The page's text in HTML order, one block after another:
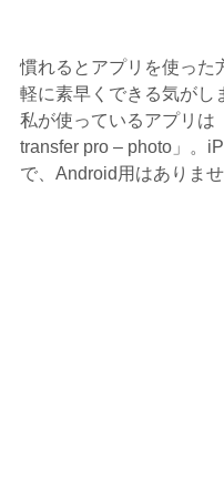
慣れるとアプリを使った
軽に素早くできる気がし
私が使っているアプリは
transfer pro – photo」。
で、Android用はありませ